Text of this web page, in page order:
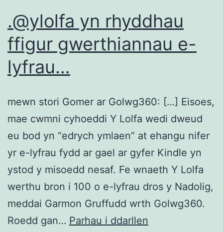
.@ylolfa yn rhyddhau
ffigur gwerthiannau e-
lyfrau…
mewn stori Gomer ar Golwg360: […] Eisoes,
mae cwmni cyhoeddi Y Lolfa wedi dweud
eu bod yn “edrych ymlaen” at ehangu nifer
yr e-lyfrau fydd ar gael ar gyfer Kindle yn
ystod y misoedd nesaf. Fe wnaeth Y Lolfa
werthu bron i 100 o e-lyfrau dros y Nadolig,
meddai Garmon Gruffudd wrth Golwg360.
Roedd gan… Parhau i ddarllen